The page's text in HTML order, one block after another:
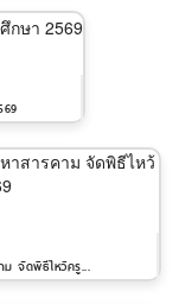
จัดพิธีไหว้ครู...